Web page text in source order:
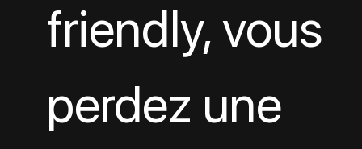
friendly, vous
perdez une